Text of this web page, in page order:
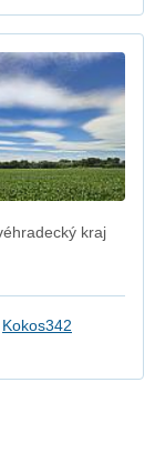
kraj
Kokos342